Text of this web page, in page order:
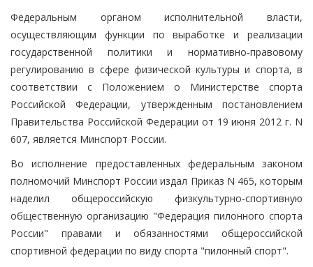
Федеральным органом исполнительной власти,
осуществляющим функции по выработке и реализации
государственной политики и нормативно-правовому
регулированию в сфере физической культуры и спорта, в
соответствии с Положением о Министерстве спорта
Российской Федерации, утвержденным постановлением
Правительства Российской Федерации от 19 июня 2012 г. N
607, является Минспорт России.
Во исполнение предоставленных федеральным законом
полномочий Минспорт России издал Приказ N 465, которым
наделил общероссийскую физкультурно-спортивную
общественную организацию "Федерация пилонного спорта
России" правами и обязанностями общероссийской
спортивной федерации по виду спорта "пилонный спорт".